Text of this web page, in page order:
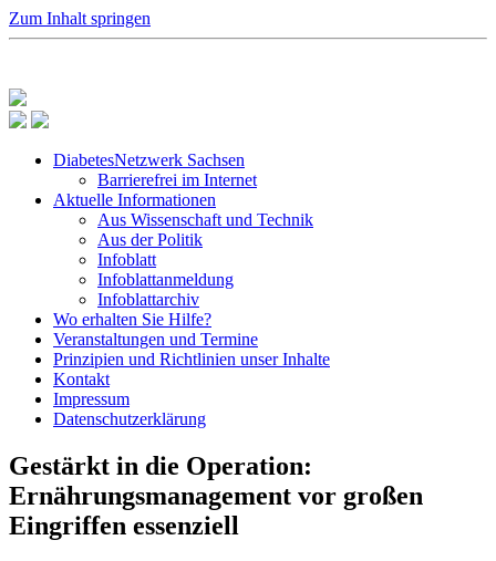
Zum Inhalt springen
DiabetesNetzwerk Sachsen
Barrierefrei im Internet
Aktuelle Informationen
Aus Wissenschaft und Technik
Aus der Politik
Infoblatt
Infoblattanmeldung
Infoblattarchiv
Wo erhalten Sie Hilfe?
Veranstaltungen und Termine
Prinzipien und Richtlinien unser Inhalte
Kontakt
Impressum
Datenschutzerklärung
Gestärkt in die Operation:
Ernährungsmanagement vor großen
Eingriffen essenziell